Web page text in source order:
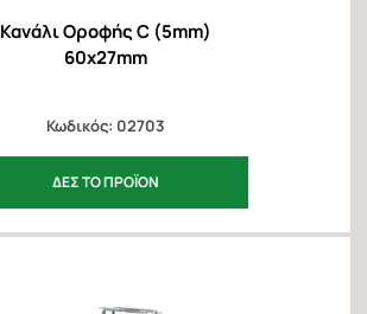
Κανάλι Οροφής C (5mm)
60x27mm
Κωδικός: 02703
ΔΕΣ ΤΟ ΠΡΟΪΟΝ